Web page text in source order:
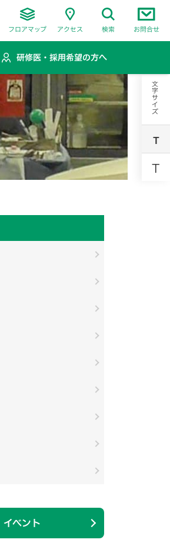
文字サイズ
T
T
フロアマップ アクセス 検索 お問合せ
研修医・採用希望の方へ
イベント